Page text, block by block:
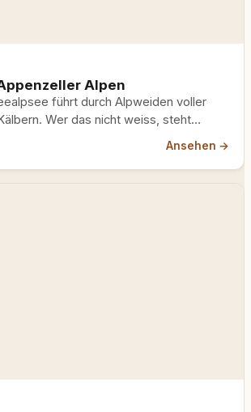
Alpen
führt durch Alpweiden voller
Wer das nicht weiss, steht
Ansehen →